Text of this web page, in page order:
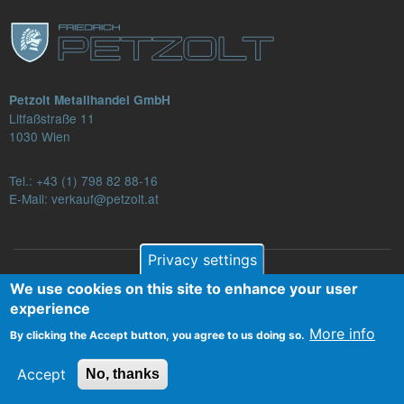
Petzolt Metallhandel GmbH
Litfaßstraße 11
1030 Wien
Tel.: +43 (1) 798 82 88-16
E-Mail: verkauf@petzolt.at
Fußzeilenmenü
Contact Terms and Conditions
Privacy
Legal Notice
Privacy settings
We use cookies on this site to enhance your user
experience
By clicking the Accept button, you agree to us doing so. More info
Accept No, thanks